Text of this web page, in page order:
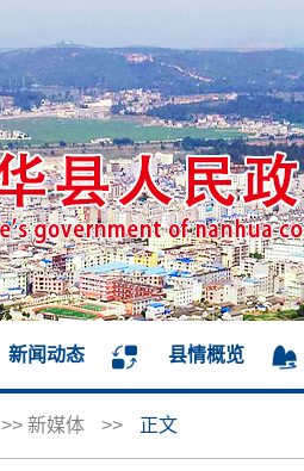
新闻动态 县情概览
>> 新媒体 >> 正文